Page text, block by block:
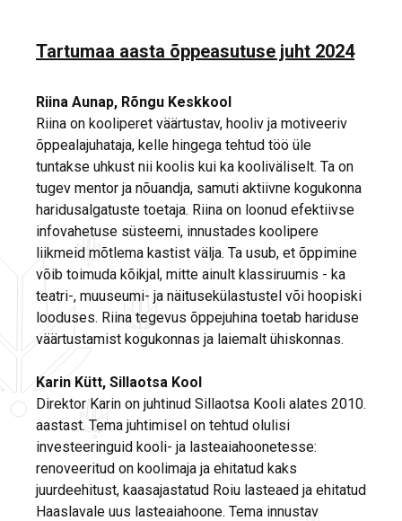
Tartumaa aasta õppeasutuse juht 2024
Riina Aunap, Rõngu Keskkool
Riina on kooliperet väärtustav, hooliv ja motiveeriv
õppealajuhataja, kelle hingega tehtud töö üle
tuntakse uhkust nii koolis kui ka kooliväliselt. Ta on
tugev mentor ja nõuandja, samuti aktiivne kogukonna
haridusalgatuste toetaja. Riina on loonud efektiivse
infovahetuse süsteemi, innustades koolipere
liikmeid mõtlema kastist välja. Ta usub, et õppimine
võib toimuda kõikjal, mitte ainult klassiruumis - ka
teatri-, muuseumi- ja näitusekülastustel või hoopiski
looduses. Riina tegevus õppejuhina toetab hariduse
väärtustamist kogukonnas ja laiemalt ühiskonnas.
Karin Kütt, Sillaotsa Kool
Direktor Karin on juhtinud Sillaotsa Kooli alates 2010.
aastast. Tema juhtimisel on tehtud olulisi
investeeringuid kooli- ja lasteaiahoonetesse:
renoveeritud on koolimaja ja ehitatud kaks
juurdeehitust, kaasajastatud Roiu lasteaed ja ehitatud
Haaslavale uus lasteaiahoone. Tema innustav